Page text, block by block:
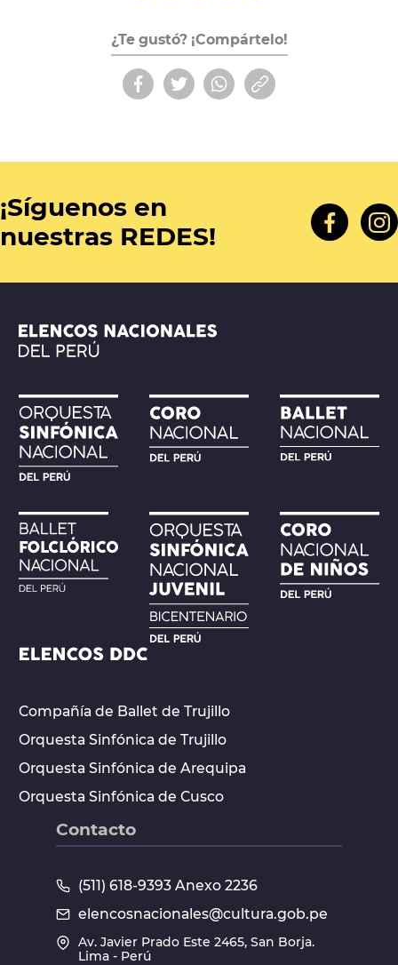
¿Te gustó? ¡Compártelo!
¡Síguenos en
nuestras REDES!
Compañía de Ballet de Trujillo
Orquesta Sinfónica de Trujillo
Orquesta Sinfónica de Arequipa
Orquesta Sinfónica de Cusco
Contacto
(511) 618-9393 Anexo 2236
elencosnacionales@cultura.gob.pe
Av. Javier Prado Este 2465, San Borja.
Lima - Perú